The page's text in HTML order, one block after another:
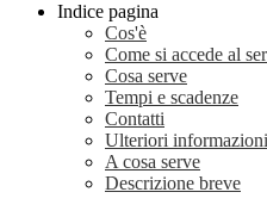
Indice pagina
Cos'è
Come si accede al
Cosa serve
Tempi e scadenze
Contatti
Ulteriori informazioni
A cosa serve
Descrizione breve